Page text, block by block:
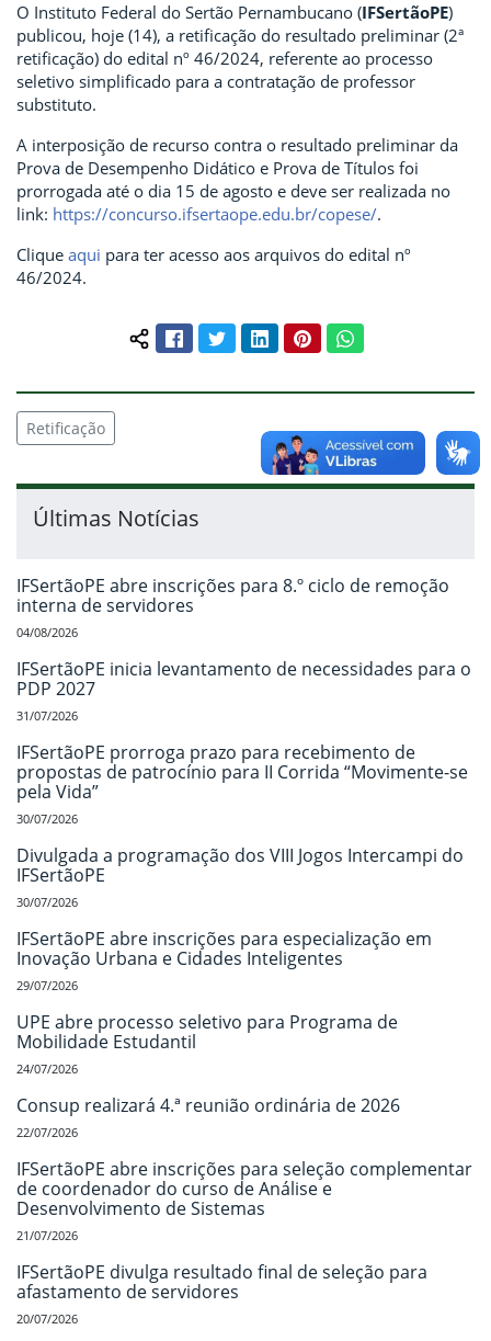
O Instituto Federal do Sertão Pernambucano (IFSertãoPE)
publicou, hoje (14), a retificação do resultado preliminar (2ª
retificação) do edital nº 46/2024, referente ao processo
seletivo simplificado para a contratação de professor
substituto.
A interposição de recurso contra o resultado preliminar da
Prova de Desempenho Didático e Prova de Títulos foi
prorrogada até o dia 15 de agosto e deve ser realizada no
link: https://concurso.ifsertaope.edu.br/copese/.
Clique aqui para ter acesso aos arquivos do edital nº
46/2024.
Compartilhar conteúdo:
FacebookTwitterLinkedInPinterestWhatsApp
Retificação
Últimas Notícias
IFSertãoPE abre inscrições para 8.º ciclo de remoção
interna de servidores
04/08/2026
IFSertãoPE inicia levantamento de necessidades para o
PDP 2027
31/07/2026
IFSertãoPE prorroga prazo para recebimento de
propostas de patrocínio para II Corrida “Movimente-se
pela Vida”
30/07/2026
Divulgada a programação dos VIII Jogos Intercampi do
IFSertãoPE
30/07/2026
IFSertãoPE abre inscrições para especialização em
Inovação Urbana e Cidades Inteligentes
29/07/2026
UPE abre processo seletivo para Programa de
Mobilidade Estudantil
24/07/2026
Consup realizará 4.ª reunião ordinária de 2026
22/07/2026
IFSertãoPE abre inscrições para seleção complementar
de coordenador do curso de Análise e
Desenvolvimento de Sistemas
21/07/2026
IFSertãoPE divulga resultado final de seleção para
afastamento de servidores
20/07/2026